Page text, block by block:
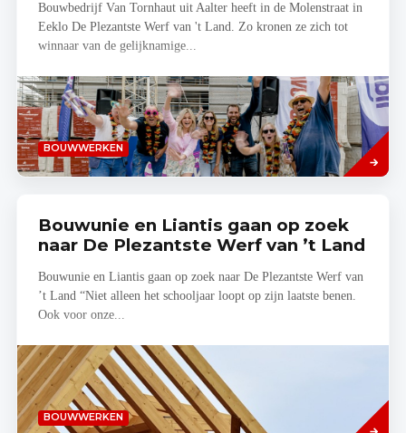
Bouwbedrijf Van Tornhaut uit Aalter heeft in de Molenstraat in
Eeklo De Plezantste Werf van 't Land. Zo kronen ze zich tot
winnaar van de gelijknamige...
BOUWWERKEN
Lees
meer
Bouwunie en Liantis gaan op zoek
naar De Plezantste Werf van ’t Land
Bouwunie en Liantis gaan op zoek naar De Plezantste Werf van
’t Land “Niet alleen het schooljaar loopt op zijn laatste benen.
Ook voor onze...
BOUWWERKEN
meer